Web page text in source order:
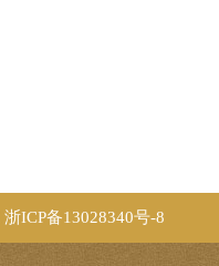
浙ICP备13028340号-8